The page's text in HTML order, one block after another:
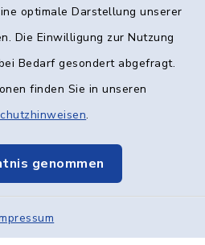
optimale Darstellung unserer
Die Einwilligung zur Nutzung
Bedarf gesondert abgefragt.
finden Sie in unseren
.
genommen
Kommunikation